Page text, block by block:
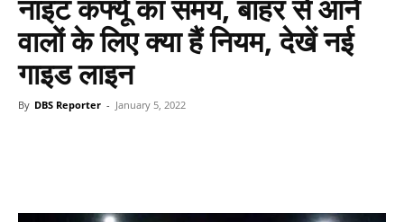
नाइट कर्फ्यू का समय, बाहर से आने
वालों के लिए क्या हैं नियम, देखें नई
गाइड लाइन
By DBS Reporter - January 5, 2022